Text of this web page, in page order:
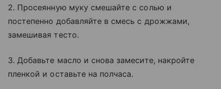
2. Просеянную муку смешайте с солью и
постепенно добавляйте в смесь с дрожжами,
замешивая тесто.
3. Добавьте масло и снова замесите, накройте
пленкой и оставьте на полчаса.